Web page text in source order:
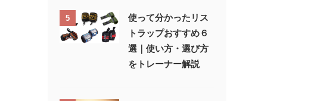
5
使って分かったリス
トラップおすすめ６
選｜使い方・選び方
をトレーナー解説